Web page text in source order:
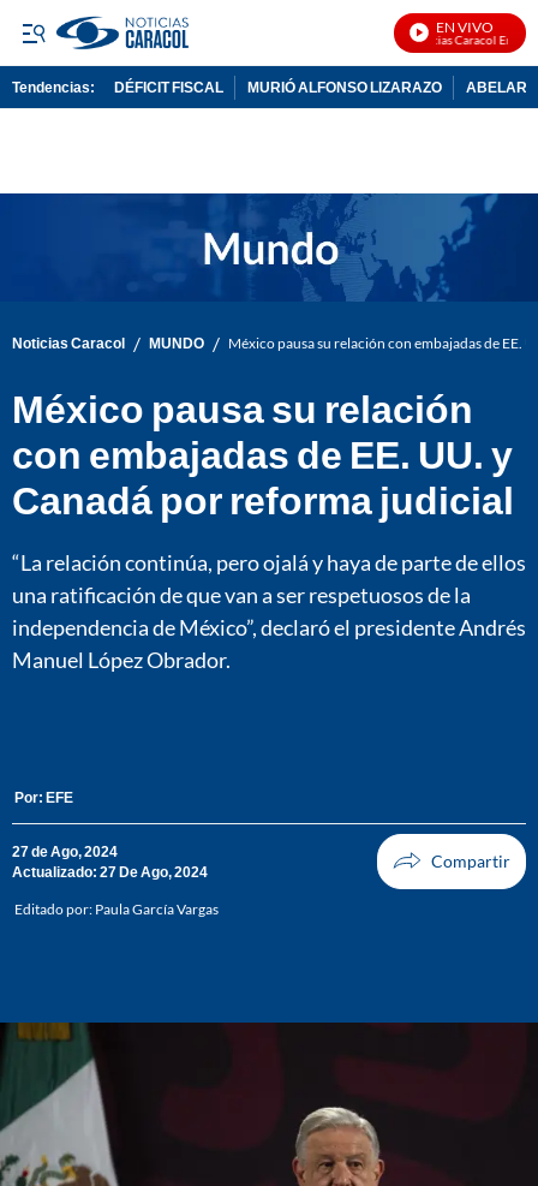
EN VIVO
Noticias Caracol En Vivo
Tendencias: DÉFICIT FISCAL MURIÓ ALFONSO LIZARAZO
Noticias Caracol / MUNDO / México pausa su relación con embajadas de EE.
México pausa su relación
con embajadas de EE. UU. y
Canadá por reforma judicial
“La relación continúa, pero ojalá y haya de parte de ellos
una ratificación de que van a ser respetuosos de la
independencia de México”, declaró el presidente Andrés
Manuel López Obrador.
Por: EFE
27 de Ago, 2024
Actualizado: 27 De Ago, 2024
Editado por: Paula García Vargas